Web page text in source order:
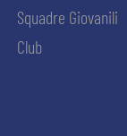
Squadre Giovanili
Club